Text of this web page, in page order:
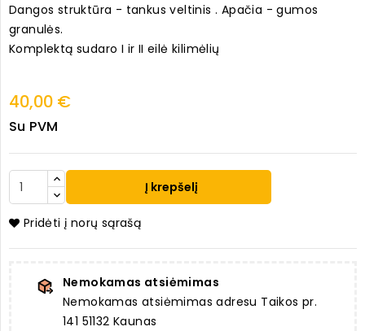
Dangos struktūra - tankus veltinis . Apačia - gumos
granulės.
Komplektą sudaro I ir II eilė kilimėlių
40,00 €
Su PVM
Į krepšelį
Pridėti į norų sąrašą
Nemokamas atsiėmimas
Nemokamas atsiėmimas adresu Taikos pr.
141 51132 Kaunas